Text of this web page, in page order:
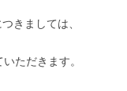
きましては、
ただきます。